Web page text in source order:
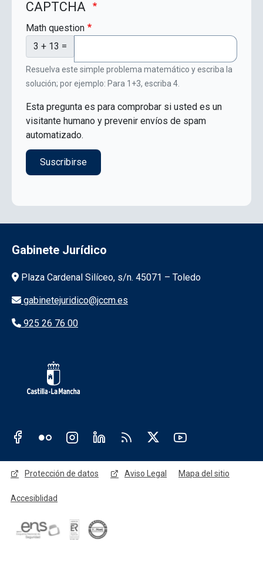
CAPTCHA
Math question
3 + 13 =
Resuelva este simple problema matemático y escriba la
solución; por ejemplo: Para 1+3, escriba 4.
Esta pregunta es para comprobar si usted es un
visitante humano y prevenir envíos de spam
automatizado.
Gabinete Jurídico
Información de la institución
Plaza Cardenal Silíceo, s/n. 45071 – Toledo
gabinetejuridico@jccm.es
925 26 76 00
Redes sociales JCCM
Menú legal
Protección de datos Aviso Legal Mapa del sitio
Accesiblidad